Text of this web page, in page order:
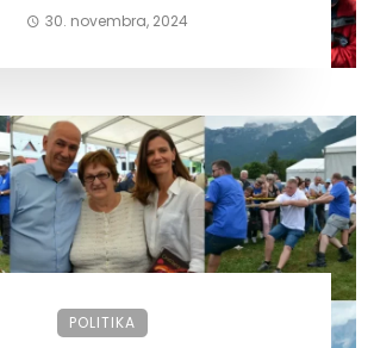
30. novembra, 2024
POLITIKA